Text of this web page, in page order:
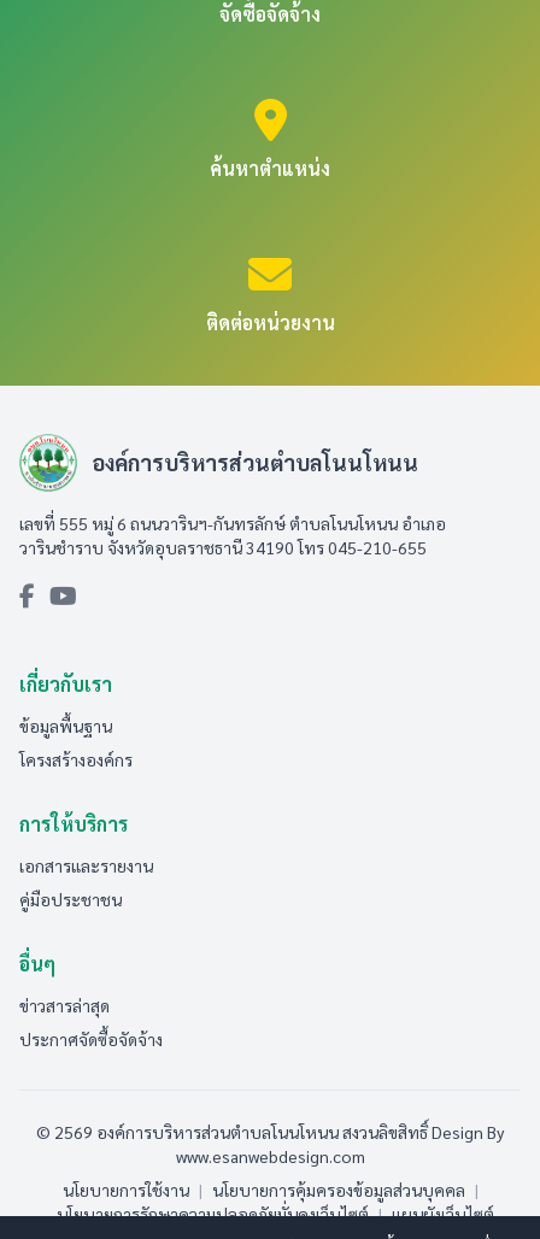
จัดซื้อจัดจ้าง
ค้นหาตำแหน่ง
ติดต่อหน่วยงาน
องค์การบริหารส่วนตำบลโนนโหนน
เลขที่ 555 หมู่ 6 ถนนวารินฯ-กันทรลักษ์ ตำบลโนนโหนน อำเภอ
วารินชำราบ จังหวัดอุบลราชธานี 34190 โทร 045-210-655
เกี่ยวกับเรา
ข้อมูลพื้นฐาน
โครงสร้างองค์กร
การให้บริการ
เอกสารและรายงาน
คู่มือประชาชน
อื่นๆ
ข่าวสารล่าสุด
ประกาศจัดซื้อจัดจ้าง
© 2569 องค์การบริหารส่วนตำบลโนนโหนน สงวนลิขสิทธิ์Design By
www.esanwebdesign.com
นโยบายการใช้งาน | นโยบายการคุ้มครองข้อมูลส่วนบุคคล |
นโยบายการรักษาความปลอดภัยมั่นคงเว็บไซต์ | แผนผังเว็บไซต์